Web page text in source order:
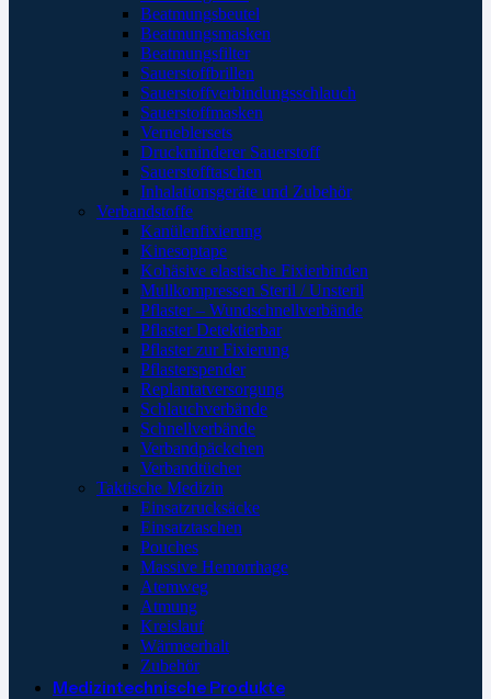
Beatmungsbeutel
Beatmungsmasken
Beatmungsfilter
Sauerstoffbrillen
Sauerstoffverbindungsschlauch
Sauerstoffmasken
Verneblersets
Druckminderer Sauerstoff
Sauerstofftaschen
Inhalationsgeräte und Zubehör
Verbandstoffe
Kanülenfixierung
Kinesoptape
Kohäsive elastische Fixierbinden
Mullkompressen Steril / Unsteril
Pflaster – Wundschnellverbände
Pflaster Detektierbar
Pflaster zur Fixierung
Pflasterspender
Replantatversorgung
Schlauchverbände
Schnellverbände
Verbandpäckchen
Verbandtücher
Taktische Medizin
Einsatzrucksäcke
Einsatztaschen
Pouches
Massive Hemorrhage
Atemweg
Atmung
Kreislauf
Wärmeerhalt
Zubehör
Medizintechnische Produkte